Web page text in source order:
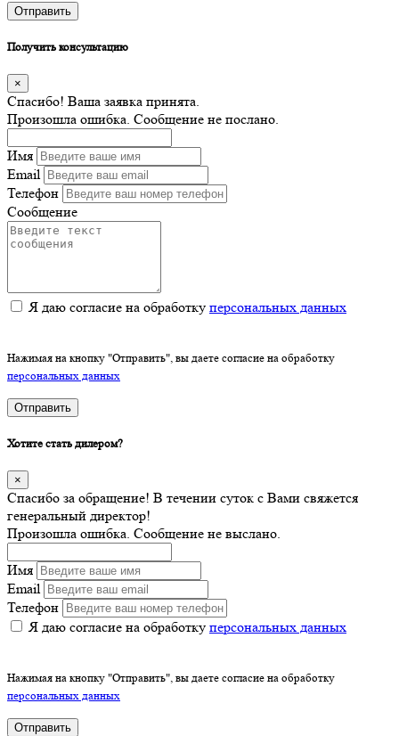
Отправить
Получить консультацию
×
Спасибо! Ваша заявка принята.
Произошла ошибка. Сообщение не послано.
Имя
Email
Телефон
Сообщение
Я даю согласие на обработку персональных данных
Нажимая на кнопку "Отправить", вы даете согласие на обработку
персональных данных
Отправить
Хотите стать дилером?
×
Спасибо за обращение! В течении суток с Вами свяжется
генеральный директор!
Произошла ошибка. Сообщение не выслано.
Имя
Email
Телефон
Я даю согласие на обработку персональных данных
Нажимая на кнопку "Отправить", вы даете согласие на обработку
персональных данных
Отправить